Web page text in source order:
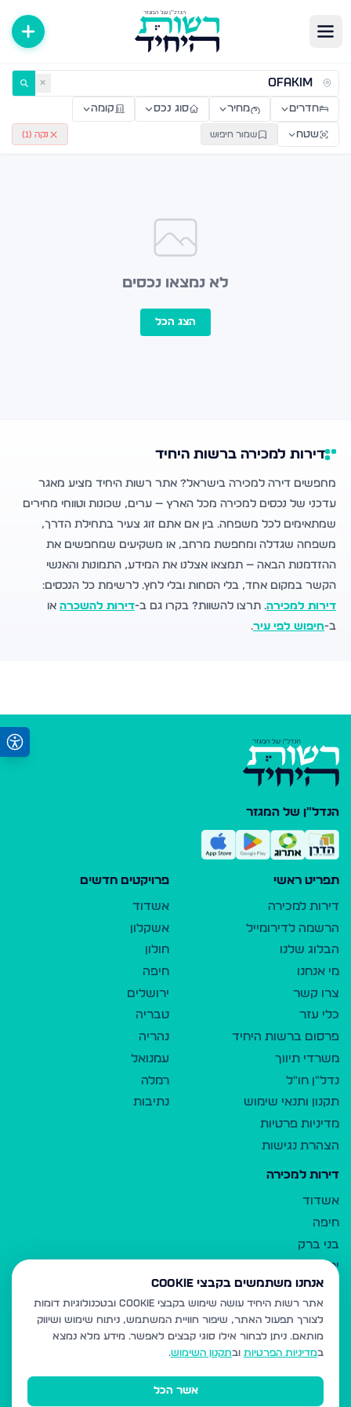
דירות למכירה ולהשכרה — רשות היחיד ✕
חדרים מחיר סוג נכס קומה
שטח שמור חיפוש נקה ( 1
)
לא נמצאו נכסים
הצג הכל
דירות למכירה ברשות היחיד
מחפשים דירה למכירה בישראל? אתר רשות היחיד מציע מאגר
עדכני של נכסים למכירה מכל הארץ — ערים, שכונות וטווחי מחירים
שמתאימים לכל משפחה. בין אם אתם זוג צעיר בתחילת הדרך,
משפחה שגדלה ומחפשת מרחב, או משקיעים שמחפשים את
ההזדמנות הבאה — תמצאו אצלנו את המידע, התמונות והאנשי
הקשר במקום אחד, בלי הסחות ובלי לחץ. לרשימת כל הנכסים:
דירות למכירה. תרצו להשוות? בקרו גם ב-דירות להשכרה או
ב-חיפוש לפי עיר.
הנדל"ן של המגזר
תפריט ראשי
דירות למכירה
הרשמה לדירומייל
הבלוג שלנו
מי אנחנו
צרו קשר
כלי עזר
פרסום ברשות היחיד
משרדי תיווך
נדל"ן חו"ל
תקנון ותנאי שימוש
מדיניות פרטיות
הצהרת נגישות
פרויקטים חדשים
אשדוד
אשקלון
חולון
חיפה
ירושלים
טבריה
נהריה
עמנואל
רמלה
נתיבות
דירות למכירה
אשדוד
חיפה
בני ברק
ירושלים
אלעד
גבעת זאב
בית שמש
רכסים
מודיעין עילית
אנחנו משתמשים בקבצי Cookie
אתר רשות היחיד עושה שימוש בקבצי Cookie ובטכנולוגיות דומות
לצורך תפעול האתר, שיפור חוויית המשתמש, ניתוח שימוש ושיווק
מותאם. ניתן לבחור אילו סוגי קבצים לאפשר. מידע מלא נמצא
במדיניות הפרטיות ובתקנון השימוש.
אשר הכל